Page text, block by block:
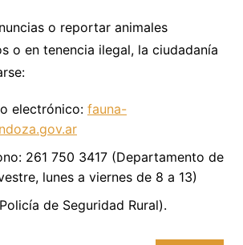
o reportar animales
o en tenencia ilegal, la ciudadanía
electrónico: fauna-
261 750 3417 (Departamento de
lunes a viernes de 8 a 13)
de Seguridad Rural).